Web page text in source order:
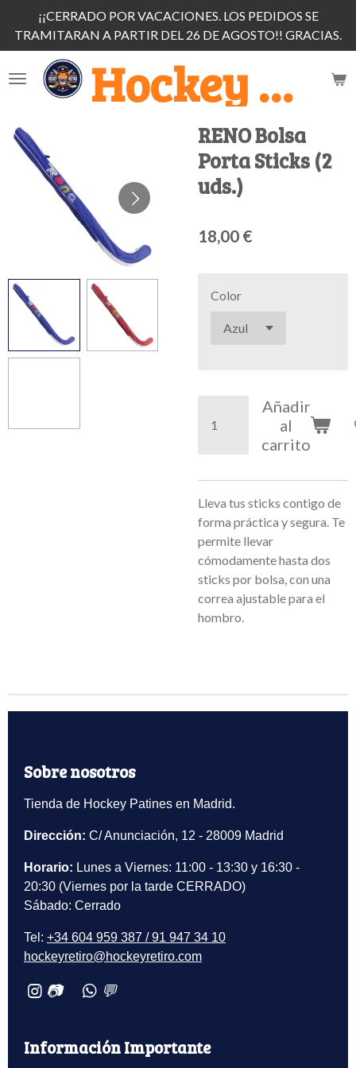
al
contenido
principal
Hockey Retiro
¡¡CERRADO POR VACACIONES. LOS PEDIDOS SE
TRAMITARAN A PARTIR DEL 26 DE AGOSTO!! GRACIAS.
RENO Bolsa
Porta Sticks (2
uds.)
18,00 €
Color
Añadir
al
carrito
Lleva tus sticks contigo de
forma práctica y segura. Te
permite llevar
cómodamente hasta dos
sticks por bolsa, con una
correa ajustable para el
hombro.
Sobre nosotros
Tienda de Hockey Patines en Madrid.
Dirección: C/ Anunciación, 12 - 28009 Madrid
Horario: Lunes a Viernes: 11:00 - 13:30 y 16:30 -
20:30 (Viernes por la tarde CERRADO)
Sábado: Cerrado
Tel: +34 604 959 387 / 91 947 34 10
hockeyretiro@hockeyretiro.com
📷 💬
Información Importante